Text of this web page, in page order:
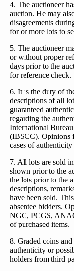
4. The auctioneer
auction. He may
disagreements
for or more lots to
5. The auctioneer
or without proper
days prior to the
for reference check.
6. It is the duty of
descriptions of all
guaranteed
regarding the
International
(IBSCC). Opinions
cases of authenticity
7. All lots are sold
shown prior to the
the lots prior to the
descriptions,
have been sold.
absentee bidders.
NGC, PCGS,
of purchased items.
8. Graded coins
authenticity or
holders from third